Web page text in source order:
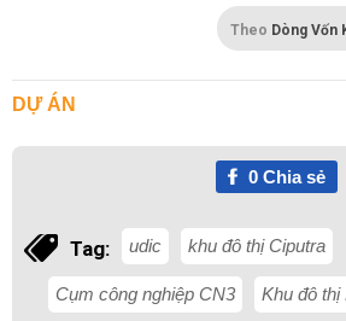
Theo Dòng Vốn
DỰ ÁN
0Chia sẻ
Tag: udic khu đô thị Ciputra
Cụm công nghiệp CN3 Khu đô thị